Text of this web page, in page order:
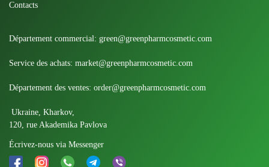
Contacts
Département commercial: green@greenpharmcosmetic.com
Service des achats: market@greenpharmcosmetic.com
Département des ventes: order@greenpharmcosmetic.com
Ukraine, Kharkov,
120, rue Akademika Pavlova
Écrivez-nous via Messenger